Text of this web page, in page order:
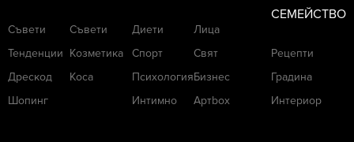
Съвети
Тенденции
Дрескод
Шопинг
Съвети
Козметика
Коса
Диети
Спорт
Психология
Интимно
Лица
Свят
Бизнес
Артbox
СЕМЕЙСТВО
Рецепти
Градина
Интериор